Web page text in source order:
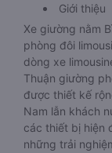
Giới thiệu
Xe giường nằm
phòng đôi
dòng xe
Thuận giường
được thiết kế
Nam lẫn khách
các thiết bị hiện
những trải